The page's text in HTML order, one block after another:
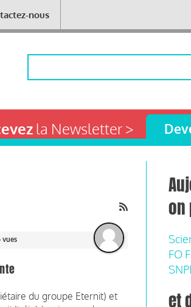
nous
la Newsletter >
vues
du groupe Eternit) et
on
FO
et